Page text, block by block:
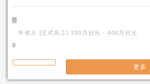
年收入 [正式员工] 250万日元 - 400万日元
更多